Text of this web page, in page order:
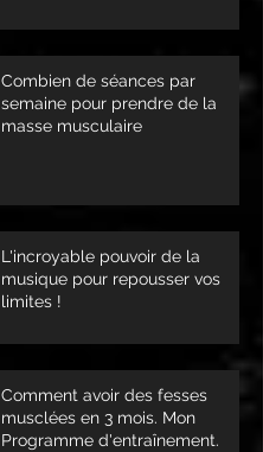
Combien de séances par
semaine pour prendre de la
masse musculaire
L'incroyable pouvoir de la
musique pour repousser vos
limites !
Comment avoir des fesses
musclées en 3 mois. Mon
Programme d'entraînement.